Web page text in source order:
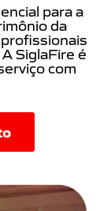
para a
da
SiglaFire é
com